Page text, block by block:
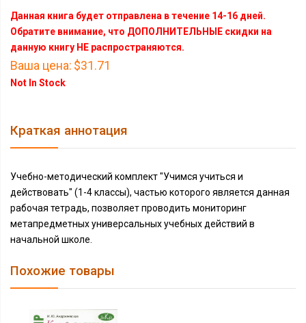
Данная книга будет отправлена в течение 14-16 дней.
Обратите внимание, что ДОПОЛНИТЕЛЬНЫЕ скидки на
данную книгу НЕ распространяются.
Ваша цена: $31.71
Not In Stock
Краткая аннотация
Учебно-методический комплект "Учимся учиться и
действовать" (1-4 классы), частью которого является данная
рабочая тетрадь, позволяет проводить мониторинг
метапредметных универсальных учебных действий в
начальной школе.
Похожие товары